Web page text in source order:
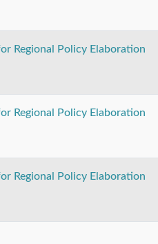
Regional Policy Elaboration
Regional Policy Elaboration
Regional Policy Elaboration